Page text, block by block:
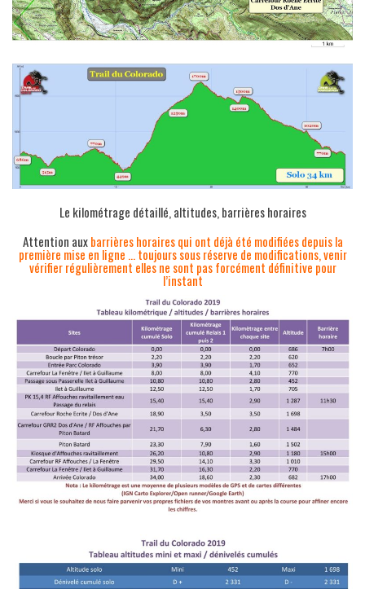
Le kilométrage détaillé, altitudes, barrières horaires
Attention auxbarrières horaires qui ont déjà été modifiées depuis la
première mise en ligne … toujours sous réserve de modifications, venir
vérifier régulièrement elles ne sont pas forcément définitive pour
l’instant